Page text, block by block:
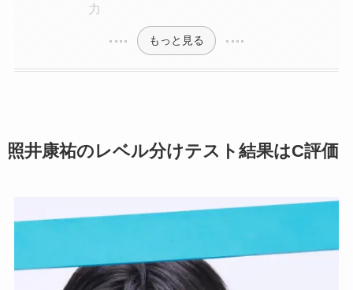
力
もっと見る
照井康祐のレベル分けテスト結果はC評価